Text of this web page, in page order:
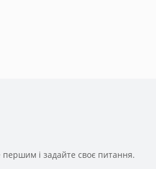
і задайте своє питання.